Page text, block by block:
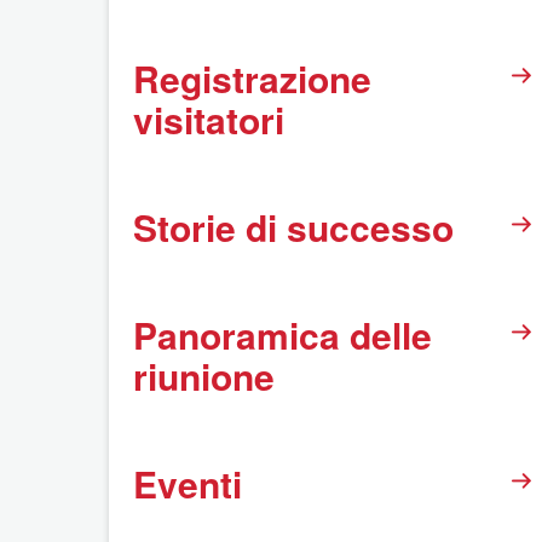
Registrazione
visitatori
Storie di successo
Panoramica delle
riunione
Eventi